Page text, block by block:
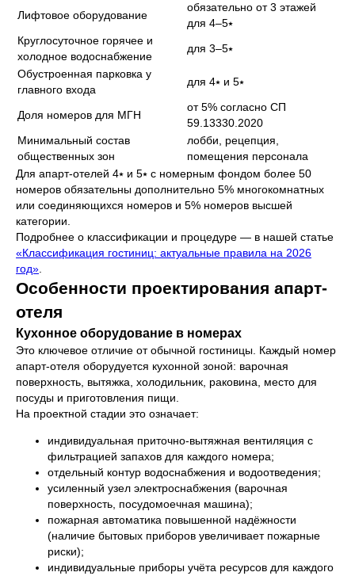
Лифтовое оборудование
обязательно от 3 этажей
для 4–5⭑
Круглосуточное горячее и
холодное водоснабжение
для 3–5⭑
Обустроенная парковка у
главного входа
для 4⭑ и 5⭑
Доля номеров для МГН
от 5% согласно СП
59.13330.2020
Минимальный состав
общественных зон
лобби, рецепция,
помещения персонала
Для апарт-отелей 4⭑ и 5⭑ с номерным фондом более 50
номеров обязательны дополнительно 5% многокомнатных
или соединяющихся номеров и 5% номеров высшей
категории.
Подробнее о классификации и процедуре — в нашей статье
«Классификация гостиниц: актуальные правила на 2026
год»
Особенности проектирования апарт-
отеля
Кухонное оборудование в номерах
Это ключевое отличие от обычной гостиницы. Каждый номер
апарт-отеля оборудуется кухонной зоной: варочная
поверхность, вытяжка, холодильник, раковина, место для
посуды и приготовления пищи.
На проектной стадии это означает:
индивидуальная приточно-вытяжная вентиляция с
фильтрацией запахов для каждого номера;
отдельный контур водоснабжения и водоотведения;
усиленный узел электроснабжения (варочная
поверхность, посудомоечная машина);
пожарная автоматика повышенной надёжности
(наличие бытовых приборов увеличивает пожарные
риски);
индивидуальные приборы учёта ресурсов для каждого